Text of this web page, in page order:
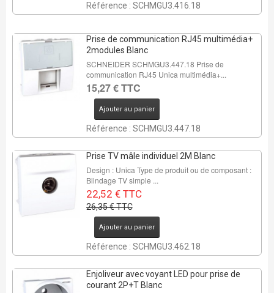
Référence : SCHMGU3.416.18
Prise de communication RJ45 multimédia+
2modules Blanc
SCHNEIDER SCHMGU3.447.18 Prise de
communication RJ45 Unica multimédia+...
15,27 € TTC
Ajouter au panier
Référence : SCHMGU3.447.18
Prise TV mâle individuel 2M Blanc
Design : Unica Type de produit ou de composant :
Blindage TV simple ...
22,52 € TTC
26,35 € TTC
Ajouter au panier
Référence : SCHMGU3.462.18
Enjoliveur avec voyant LED pour prise de
courant 2P+T Blanc